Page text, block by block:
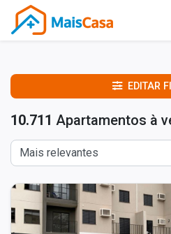
EDITAR
10.711 Apartamentos à